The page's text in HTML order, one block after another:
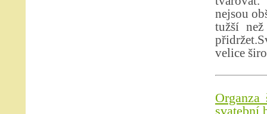
nejsou
tužší
velice
svatební